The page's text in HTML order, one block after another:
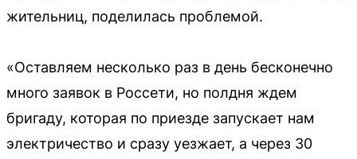
жительниц, поделилась проблемой.
«Оставляем несколько раз в день бесконечно
много заявок в Россети, но полдня ждем
бригаду, которая по приезде запускает нам
электричество и сразу уезжает, а через 30